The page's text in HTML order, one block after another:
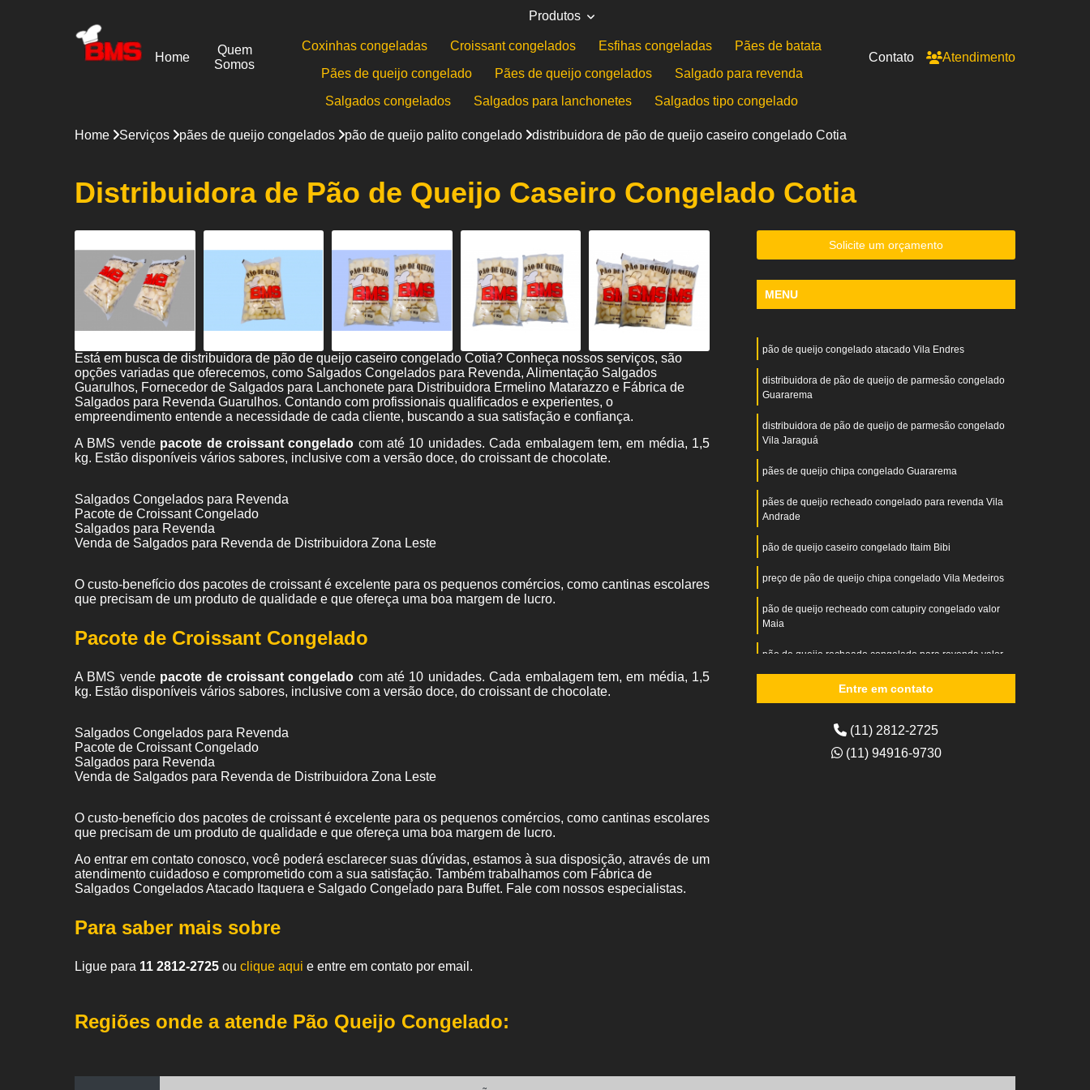
Home
Quem
Somos
Produtos
Coxinhas congeladas Croissant congelados Esfihas congeladas
Pães de batata
Pães de queijo congelado
Pães de queijo congelados
Salgado para revenda
Salgados congelados
Salgados para lanchonetes Salgados tipo congelado
Contato Atendimento
Home Serviços pães de queijo congelados pão de queijo palito congelado distribuidora de pão de queijo caseiro congelado Cotia
Distribuidora de Pão de Queijo Caseiro Congelado Cotia
Está em busca de distribuidora de pão de queijo caseiro congelado Cotia? Conheça nossos serviços, são
opções variadas que oferecemos, como Salgados Congelados para Revenda, Alimentação Salgados
Guarulhos, Fornecedor de Salgados para Lanchonete para Distribuidora Ermelino Matarazzo e Fábrica de
Salgados para Revenda Guarulhos. Contando com profissionais qualificados e experientes, o
empreendimento entende a necessidade de cada cliente, buscando a sua satisfação e confiança.
A BMS vende pacote de croissant congelado com até 10 unidades. Cada embalagem tem, em média, 1,5
kg. Estão disponíveis vários sabores, inclusive com a versão doce, do croissant de chocolate.
Salgados Congelados para Revenda
Pacote de Croissant Congelado
Salgados para Revenda
Venda de Salgados para Revenda de Distribuidora Zona Leste
O custo-benefício dos pacotes de croissant é excelente para os pequenos comércios, como cantinas escolares
que precisam de um produto de qualidade e que ofereça uma boa margem de lucro.
Pacote de Croissant Congelado
A BMS vende pacote de croissant congelado com até 10 unidades. Cada embalagem tem, em média, 1,5
kg. Estão disponíveis vários sabores, inclusive com a versão doce, do croissant de chocolate.
Salgados Congelados para Revenda
Pacote de Croissant Congelado
Salgados para Revenda
Venda de Salgados para Revenda de Distribuidora Zona Leste
O custo-benefício dos pacotes de croissant é excelente para os pequenos comércios, como cantinas escolares
que precisam de um produto de qualidade e que ofereça uma boa margem de lucro.
Ao entrar em contato conosco, você poderá esclarecer suas dúvidas, estamos à sua disposição, através de um
atendimento cuidadoso e comprometido com a sua satisfação. Também trabalhamos com Fábrica de
Salgados Congelados Atacado Itaquera e Salgado Congelado para Buffet. Fale com nossos especialistas.
Para saber mais sobre
Ligue para 11 2812-2725 ou clique aqui e entre em contato por email.
Solicite um orçamento
MENU
pão de queijo congelado atacado Vila Endres
distribuidora de pão de queijo de parmesão congelado
Guararema
distribuidora de pão de queijo de parmesão congelado
Vila Jaraguá
pães de queijo chipa congelado Guararema
pães de queijo recheado congelado para revenda Vila
Andrade
pão de queijo caseiro congelado Itaim Bibi
preço de pão de queijo chipa congelado Vila Medeiros
pão de queijo recheado com catupiry congelado valor
Maia
pão de queijo recheado congelado para revenda valor
Entre em contato
(11) 2812-2725
(11) 94916-9730
Regiões onde a atende Pão Queijo Congelado: